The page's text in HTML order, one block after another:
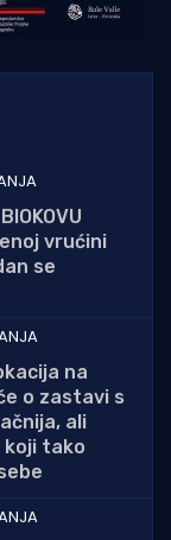
vrućini
se
na
o zastavi s
ali
tako